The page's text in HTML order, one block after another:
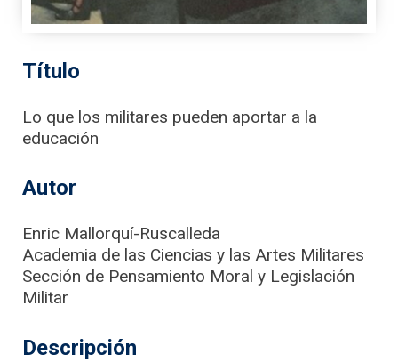
Título
Lo que los militares pueden aportar a la
educación
Autor
Enric Mallorquí-Ruscalleda
Academia de las Ciencias y las Artes Militares
Sección de Pensamiento Moral y Legislación
Militar
Descripción